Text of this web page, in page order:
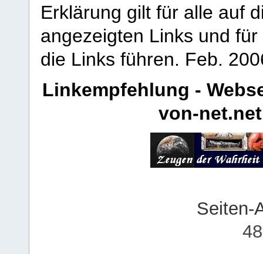
Erklärung gilt für alle auf
angezeigten Links und
die Links führen. Feb.
Linkempfehlung -
von-net.net
Seiten-